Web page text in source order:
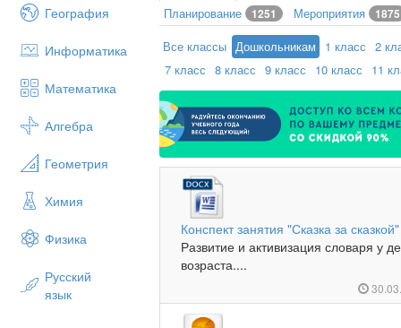
География
Информатика
Математика
Алгебра
Геометрия
Химия
Физика
Русский
язык
Планирование 1251 Мероприятия 1875
Все классы Дошкольникам 1 класс 2
7 класс 8 класс 9 класс 10 класс 11
Конспект занятия "Сказка за сказкой"
Развитие и активизация словаря у
возраста....